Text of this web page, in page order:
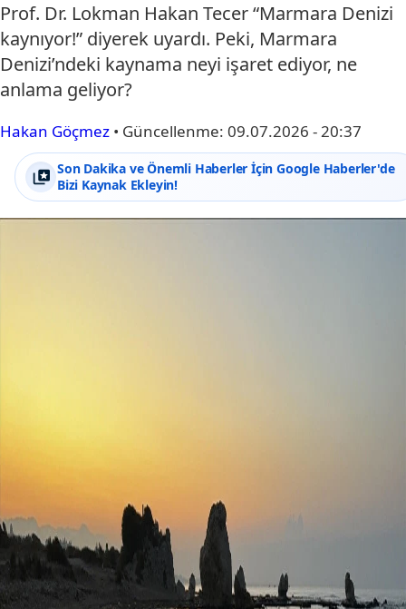
Prof. Dr. Lokman Hakan Tecer “Marmara Denizi
kaynıyor!” diyerek uyardı. Peki, Marmara
Denizi’ndeki kaynama neyi işaret ediyor, ne
anlama geliyor?
Hakan Göçmez • Güncellenme: 09.07.2026 - 20:37
Son Dakika ve Önemli Haberler İçin Google Haberler'de
Bizi Kaynak Ekleyin!